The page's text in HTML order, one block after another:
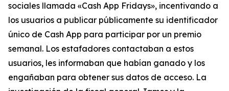
sociales llamada «Cash App Fridays», incentivando a
los usuarios a publicar públicamente su identificador
único de Cash App para participar por un premio
semanal. Los estafadores contactaban a estos
usuarios, les informaban que habían ganado y los
engañaban para obtener sus datos de acceso. La